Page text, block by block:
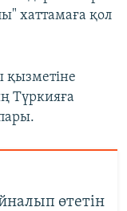
хаттамаға қол
Түркияға
өтетін